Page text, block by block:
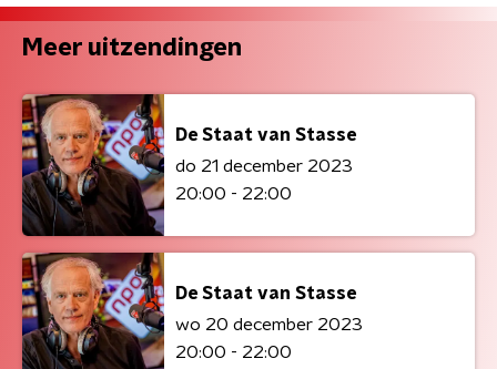
Meer uitzendingen
De Staat van Stasse
do 21 december 2023
20:00 - 22:00
De Staat van Stasse
wo 20 december 2023
20:00 - 22:00